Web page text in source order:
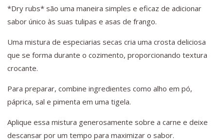
*Dry rubs* são uma maneira simples e eficaz de adicionar
sabor único às suas tulipas e asas de frango.
Uma mistura de especiarias secas cria uma crosta deliciosa
que se forma durante o cozimento, proporcionando textura
crocante.
Para preparar, combine ingredientes como alho em pó,
páprica, sal e pimenta em uma tigela.
Aplique essa mistura generosamente sobre a carne e deixe
descansar por um tempo para maximizar o sabor.